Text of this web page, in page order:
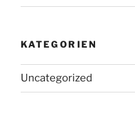
KATEGORIEN
Uncategorized